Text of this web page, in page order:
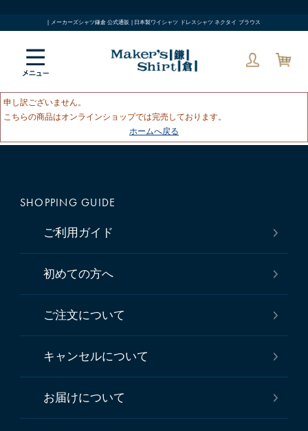
| メーカーズシャツ鎌倉 公式通販 | 日本製ワイシャツ ドレスシャツ ネクタイ ブラウス
申し訳ございません。
こちらの商品はオンラインショップでは完売しております。
ホームへ戻る
SHOPPING GUIDE
ご利用ガイド
初めての方へ
ご注文について
キャンセルについて
お届けについて